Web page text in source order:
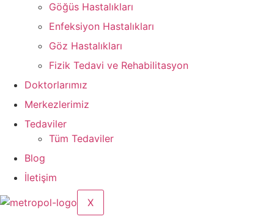
Göğüs Hastalıkları
Enfeksiyon Hastalıkları
Göz Hastalıkları
Fizik Tedavi ve Rehabilitasyon
Doktorlarımız
Merkezlerimiz
Tedaviler
Tüm Tedaviler
Blog
İletişim
X